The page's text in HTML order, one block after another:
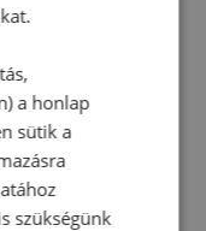
a honlap
sütik a
szükségünk